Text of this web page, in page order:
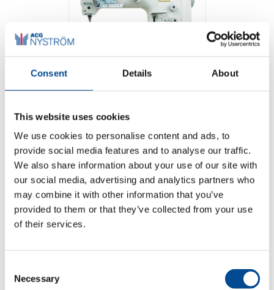
Consent Details About
This website uses cookies
We use cookies to personalise content and ads, to
provide social media features and to analyse our traffic.
We also share information about your use of our site with
our social media, advertising and analytics partners who
may combine it with other information that you’ve
provided to them or that they’ve collected from your use
of their services.
Selection
Necessary
Detaljer